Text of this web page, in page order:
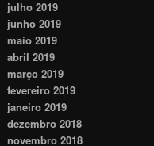
julho 2019
junho 2019
maio 2019
abril 2019
março 2019
fevereiro 2019
janeiro 2019
dezembro 2018
novembro 2018